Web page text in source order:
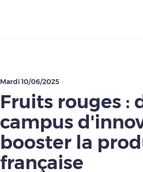
Mardi 10/06/2025
Fruits rouges :
campus
booster la
française